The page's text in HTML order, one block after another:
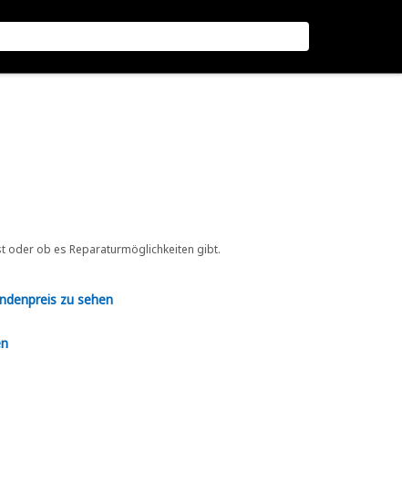
oder ob es Reparaturmöglichkeiten gibt.
zu sehen